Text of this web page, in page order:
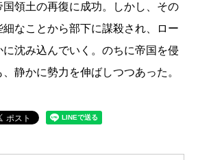
領土の再復に成功。しかし、その
なことから部下に謀殺され、ロー
沈み込んでいく。のちに帝国を侵
静かに勢力を伸ばしつつあった。